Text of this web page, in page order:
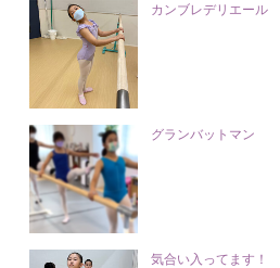
カンブレデリエール
グランバットマン
気合い入ってます！